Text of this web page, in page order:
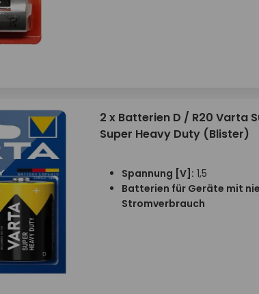
2 x Batterien D / R20 Varta
Super Heavy Duty (Blister)
Spannung [V]: 1,5
Batterien für Geräte mit
Stromverbrauch